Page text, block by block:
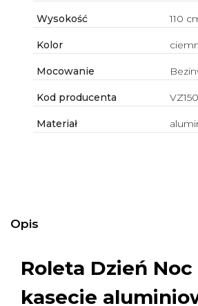
Wysokość 110
Kolor
Mocowanie
Kod producenta
Materiał
Opis
Roleta Dzień
kasecie